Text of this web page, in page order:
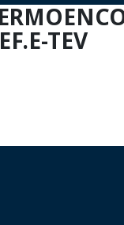
TEV